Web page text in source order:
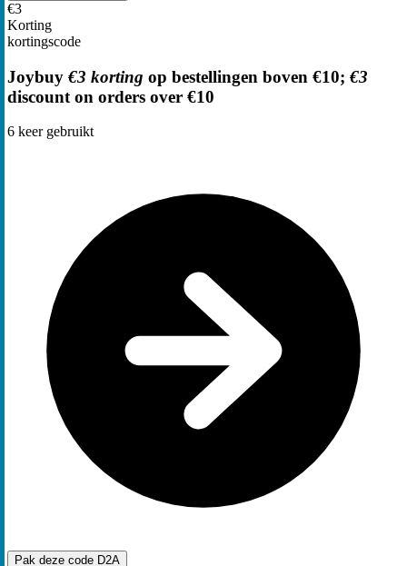
€3
Korting
kortingscode
Joybuy €3 korting op bestellingen boven €10; €3
discount on orders over €10
6 keer gebruikt
Pak deze code D2A